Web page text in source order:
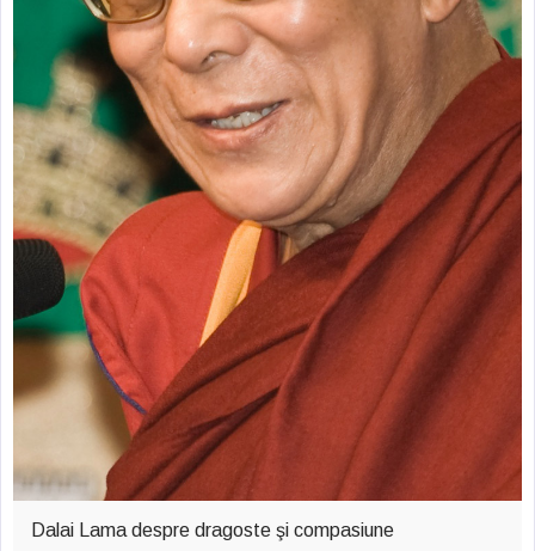
Dalai Lama despre dragoste şi compasiune